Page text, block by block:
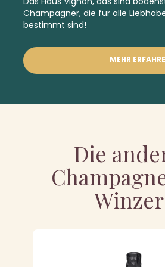
Champagner, die für alle
bestimmt sind!
MEHR
Die